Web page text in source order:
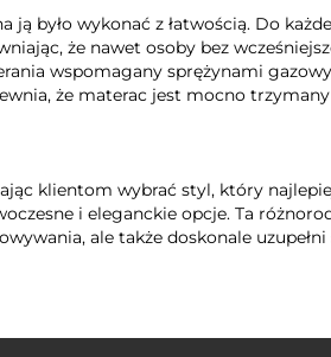
było wykonać z łatwością. Do
że nawet osoby bez
wspomagany sprężynami
że materac jest mocno
klientom wybrać styl, który
i eleganckie opcje. Ta
ale także doskonale